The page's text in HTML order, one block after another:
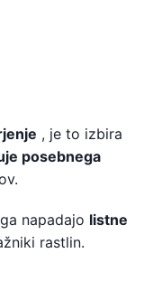
, je to izbira
posebnega
napadajo listne
rastlin.